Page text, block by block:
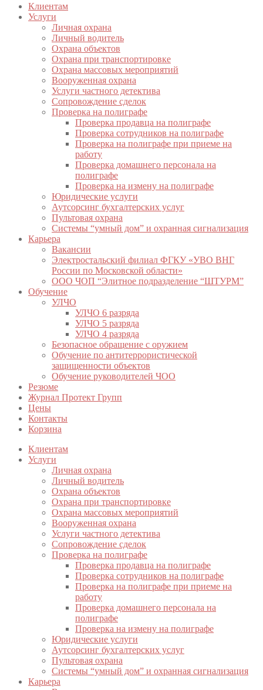
Клиентам
Услуги
Личная охрана
Личный водитель
Охрана объектов
Охрана при транспортировке
Охрана массовых мероприятий
Вооруженная охрана
Услуги частного детектива
Сопровождение сделок
Проверка на полиграфе
Проверка продавца на полиграфе
Проверка сотрудников на полиграфе
Проверка на полиграфе при приеме на
работу
Проверка домашнего персонала на
полиграфе
Проверка на измену на полиграфе
Юридические услуги
Аутсорсинг бухгалтерских услуг
Пультовая охрана
Системы “умный дом” и охранная сигнализация
Карьера
Вакансии
Электростальский филиал ФГКУ «УВО ВНГ
России по Московской области»
ООО ЧОП “Элитное подразделение “ШТУРМ”
Обучение
УЛЧО
УЛЧО 6 разряда
УЛЧО 5 разряда
УЛЧО 4 разряда
Безопасное обращение с оружием
Обучение по антитеррористической
защищенности объектов
Обучение руководителей ЧОО
Резюме
Журнал Протект Групп
Цены
Контакты
Корзина
Клиентам
Услуги
Личная охрана
Личный водитель
Охрана объектов
Охрана при транспортировке
Охрана массовых мероприятий
Вооруженная охрана
Услуги частного детектива
Сопровождение сделок
Проверка на полиграфе
Проверка продавца на полиграфе
Проверка сотрудников на полиграфе
Проверка на полиграфе при приеме на
работу
Проверка домашнего персонала на
полиграфе
Проверка на измену на полиграфе
Юридические услуги
Аутсорсинг бухгалтерских услуг
Пультовая охрана
Системы “умный дом” и охранная сигнализация
Карьера